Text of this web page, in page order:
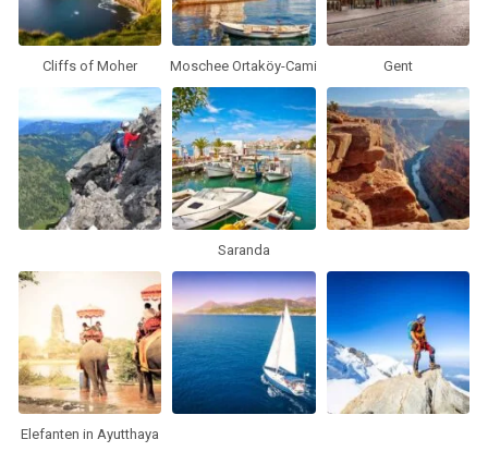
Cliffs of Moher Moschee Ortaköy-Cami Gent
Saranda
Elefanten in Ayutthaya